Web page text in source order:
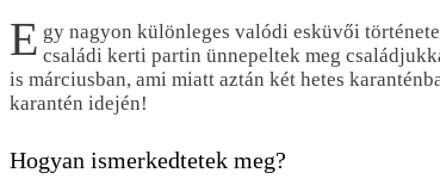
E gy nagyon különleges valódi esküvői
családi kerti partin ünnepeltek meg
is márciusban, ami miatt aztán két hetes
karantén idején!
Hogyan ismerkedtetek meg?